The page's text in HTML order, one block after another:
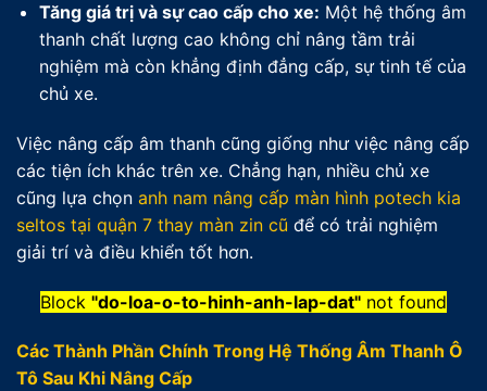
Tăng giá trị và sự cao cấp cho xe: Một hệ thống âm
thanh chất lượng cao không chỉ nâng tầm trải
nghiệm mà còn khẳng định đẳng cấp, sự tinh tế của
chủ xe.
Việc nâng cấp âm thanh cũng giống như việc nâng cấp
các tiện ích khác trên xe. Chẳng hạn, nhiều chủ xe
cũng lựa chọn anh nam nâng cấp màn hình potech kia
seltos tại quận 7 thay màn zin cũ để có trải nghiệm
giải trí và điều khiển tốt hơn.
Block "do-loa-o-to-hinh-anh-lap-dat" not found
Các Thành Phần Chính Trong Hệ Thống Âm Thanh Ô
Tô Sau Khi Nâng Cấp